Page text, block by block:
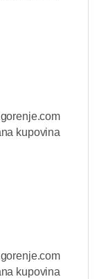
kupovina
kupovina